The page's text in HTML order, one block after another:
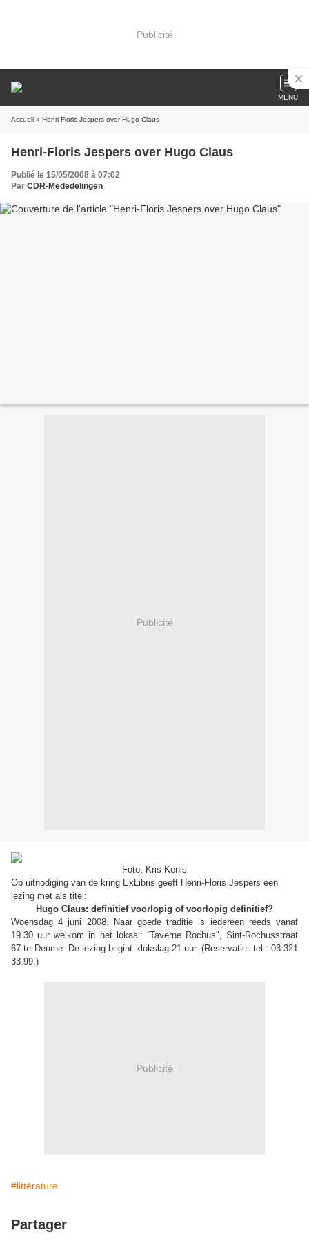
Publicité
MENU
Accueil » Henri-Floris Jespers over Hugo Claus
Henri-Floris Jespers over Hugo Claus
Publié le 15/05/2008 à 07:02
Par CDR-Mededelingen
Publicité
Foto: Kris Kenis
Op uitnodiging van de kring ExLibris geeft Henri-Floris Jespers een
lezing met als titel:
Hugo Claus: definitief voorlopig of voorlopig definitief?
Woensdag 4 juni 2008. Naar goede traditie is iedereen reeds vanaf
19.30 uur welkom in het lokaal: “Taverne Rochus", Sint-Rochusstraat
67 te Deurne. De lezing begint klokslag 21 uur. (Reservatie: tel.: 03 321
33 99.)
Publicité
#littérature
Partager